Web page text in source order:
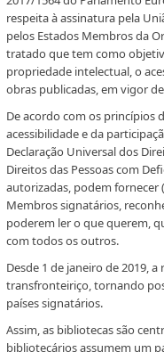
respeita à assinatura pela
pelos Estados Membros da
tratado que tem como
propriedade intelectual, o
obras publicadas, em vigor
De acordo com os princípios
acessibilidade e da
Declaração Universal dos
Direitos das Pessoas com
autorizadas, podem fornecer
Membros signatários,
poderem ler o que querem,
com todos os outros.
Desde 1 de janeiro de 2019,
transfronteiriço, tornando
países signatários.​
Assim, as bibliotecas são
bibliotecários assumem um